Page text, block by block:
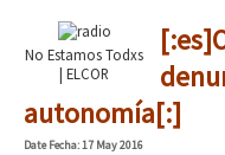
No Estamos Todxs
| ELCOR
autonomía[:]
DateFecha: 17 May 2016